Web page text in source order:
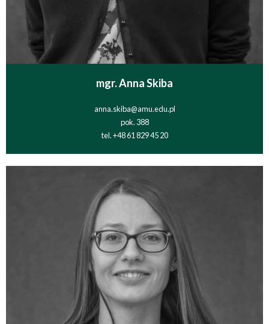
mgr. Anna Skiba
anna.skiba@amu.edu.pl
pok. 388
tel. +48 61 829 45 20